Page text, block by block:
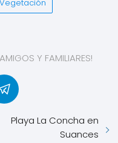
Y FAMILIARES!
Playa La Concha en
Suances